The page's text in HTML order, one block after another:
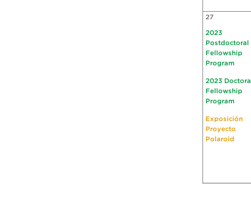
27
2023
Postdoctoral
Fellowship
Program
2023 Doctoral
Fellowship
Program
Exposición
Proyecto
Polaroid